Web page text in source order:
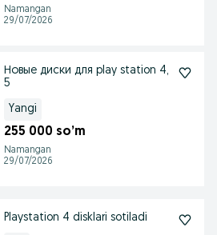
Namangan
29/07/2026
Новые диски для play station 4,
5
Yangi
255 000 so’m
Namangan
29/07/2026
Playstation 4 disklari sotiladi